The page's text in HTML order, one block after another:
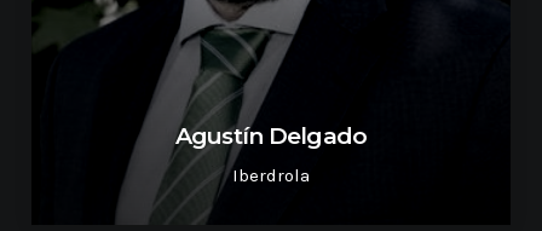
Agustín Delgado
Iberdrola